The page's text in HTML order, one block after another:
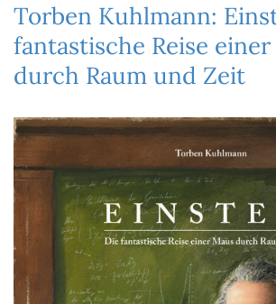
Torben Kuhlmann:
fantastische Reise
durch Raum und Zeit